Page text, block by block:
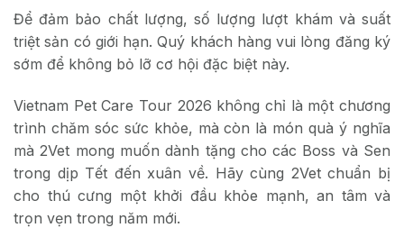
Để đảm bảo chất lượng, số lượng lượt khám và suất
triệt sản có giới hạn. Quý khách hàng vui lòng đăng ký
sớm để không bỏ lỡ cơ hội đặc biệt này.
Vietnam Pet Care Tour 2026 không chỉ là một chương
trình chăm sóc sức khỏe, mà còn là món quà ý nghĩa
mà 2Vet mong muốn dành tặng cho các Boss và Sen
trong dịp Tết đến xuân về. Hãy cùng 2Vet chuẩn bị
cho thú cưng một khởi đầu khỏe mạnh, an tâm và
trọn vẹn trong năm mới.